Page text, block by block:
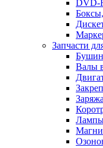
DVD-
Запчасти
Валы